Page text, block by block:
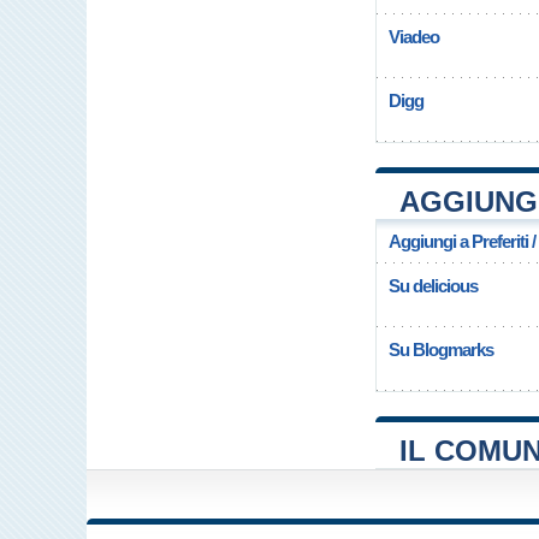
Viadeo
Digg
Aggiungi a Preferiti
Su delicious
Su Blogmarks
IL